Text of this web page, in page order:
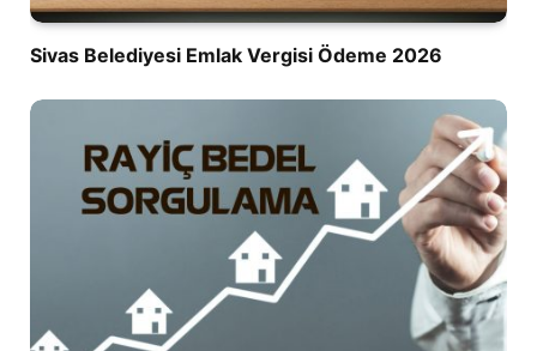
Sivas Belediyesi Emlak Vergisi Ödeme 2026